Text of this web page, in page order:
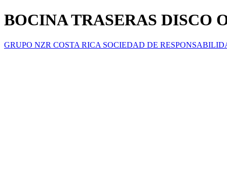
BOCINA TRASERAS DISCO
GRUPO NZR COSTA RICA SOCIEDAD DE